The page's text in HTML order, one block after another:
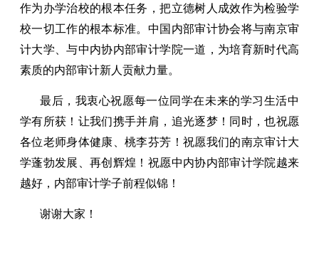
作为办学治校的根本任务，把立德树人成效作为检验学
校一切工作的根本标准。中国内部审计协会将与南京审
计大学、与中内协内部审计学院一道，为培育新时代高
素质的内部审计新人贡献力量。
最后，我衷心祝愿每一位同学在未来的学习生活中
学有所获！让我们携手并肩，追光逐梦！同时，也祝愿
各位老师身体健康、桃李芬芳！祝愿我们的南京审计大
学蓬勃发展、再创辉煌！祝愿中内协内部审计学院越来
越好，内部审计学子前程似锦！
谢谢大家！